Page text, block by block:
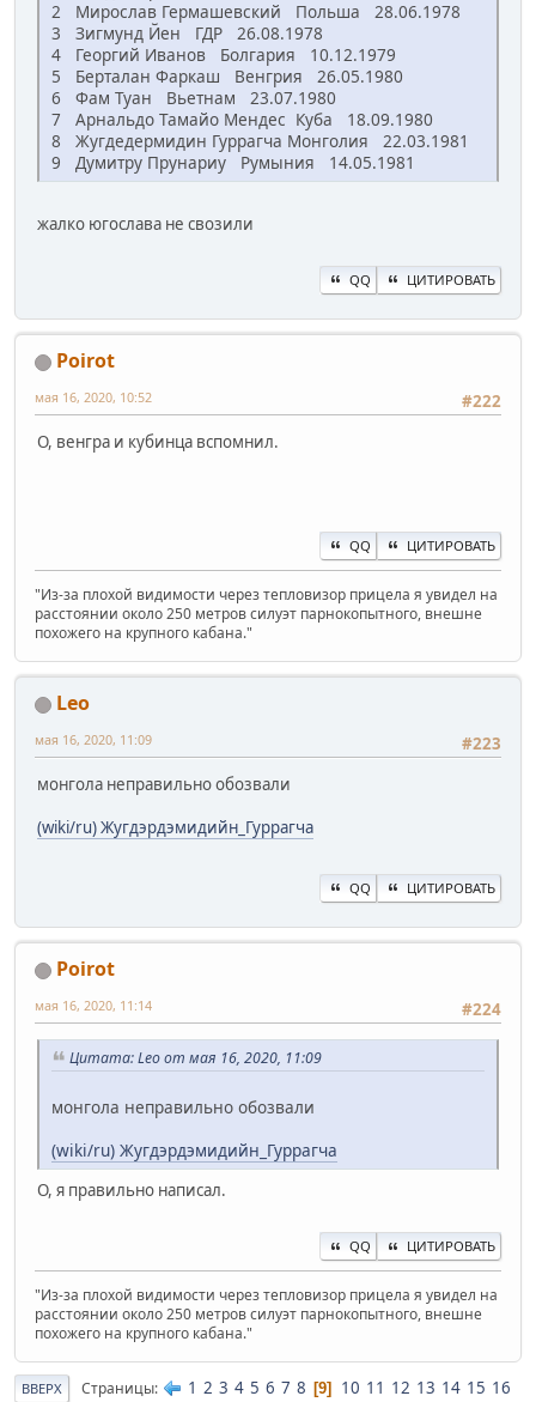
2 Мирослав Гермашевский Польша 28.06.1978
3 Зигмунд Йен ГДР 26.08.1978
4 Георгий Иванов Болгария 10.12.1979
5 Берталан Фаркаш Венгрия 26.05.1980
6 Фам Туан Вьетнам 23.07.1980
7 Арнальдо Тамайо Мендес Куба 18.09.1980
8 Жугдедермидин Гуррагча Монголия 22.03.1981
9 Думитру Прунариу Румыния 14.05.1981
жалко югослава не свозили
QQ ЦИТИРОВАТЬ
Poirot
#222
мая 16, 2020, 10:52
О, венгра и кубинца вспомнил.
QQ ЦИТИРОВАТЬ
"Из-за плохой видимости через тепловизор прицела я увидел на
расстоянии около 250 метров силуэт парнокопытного, внешне
похожего на крупного кабана."
Leo
#223
мая 16, 2020, 11:09
монгола неправильно обозвали
(wiki/ru) Жугдэрдэмидийн_Гуррагча
QQ ЦИТИРОВАТЬ
Poirot
#224
мая 16, 2020, 11:14
Цитата: Leo от мая 16, 2020, 11:09
монгола неправильно обозвали
(wiki/ru) Жугдэрдэмидийн_Гуррагча
О, я правильно написал.
QQ ЦИТИРОВАТЬ
"Из-за плохой видимости через тепловизор прицела я увидел на
расстоянии около 250 метров силуэт парнокопытного, внешне
похожего на крупного кабана."
ВВЕРХ Страницы 1 2 3 4 5 6 7 8 9 10 11 12 13 14 15 16